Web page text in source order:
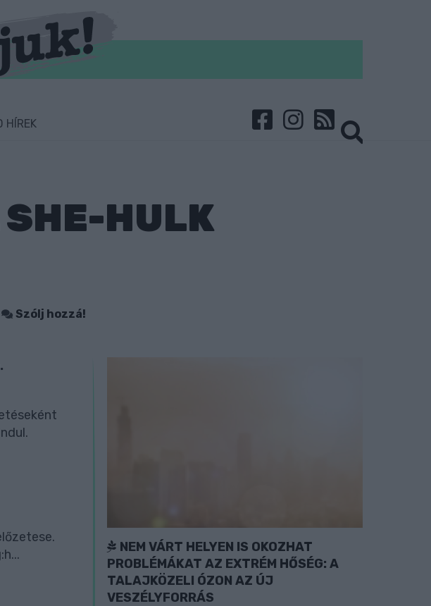
HÍREK
SHE-HULK
Szólj hozzá!
NEM VÁRT HELYEN IS OKOZHAT
PROBLÉMÁKAT AZ EXTRÉM HŐSÉG: A
TALAJKÖZELI ÓZON AZ ÚJ
VESZÉLYFORRÁS